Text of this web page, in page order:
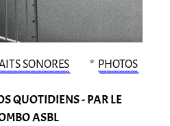
SONORES PHOTOS
QUOTIDIENS - PAR LE
ASBL